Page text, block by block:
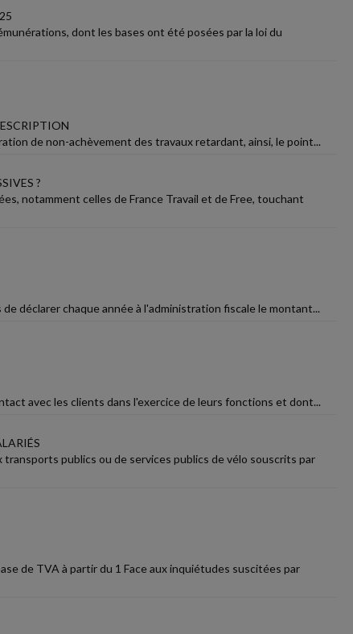
dont les bases ont été posées par la loi du
de non-achèvement des travaux retardant, ainsi, le point...
?
notamment celles de France Travail et de Free, touchant
déclarer chaque année à l'administration fiscale le montant...
avec les clients dans l'exercice de leurs fonctions et dont...
publics ou de services publics de vélo souscrits par
de TVA à partir du 1 Face aux inquiétudes suscitées par